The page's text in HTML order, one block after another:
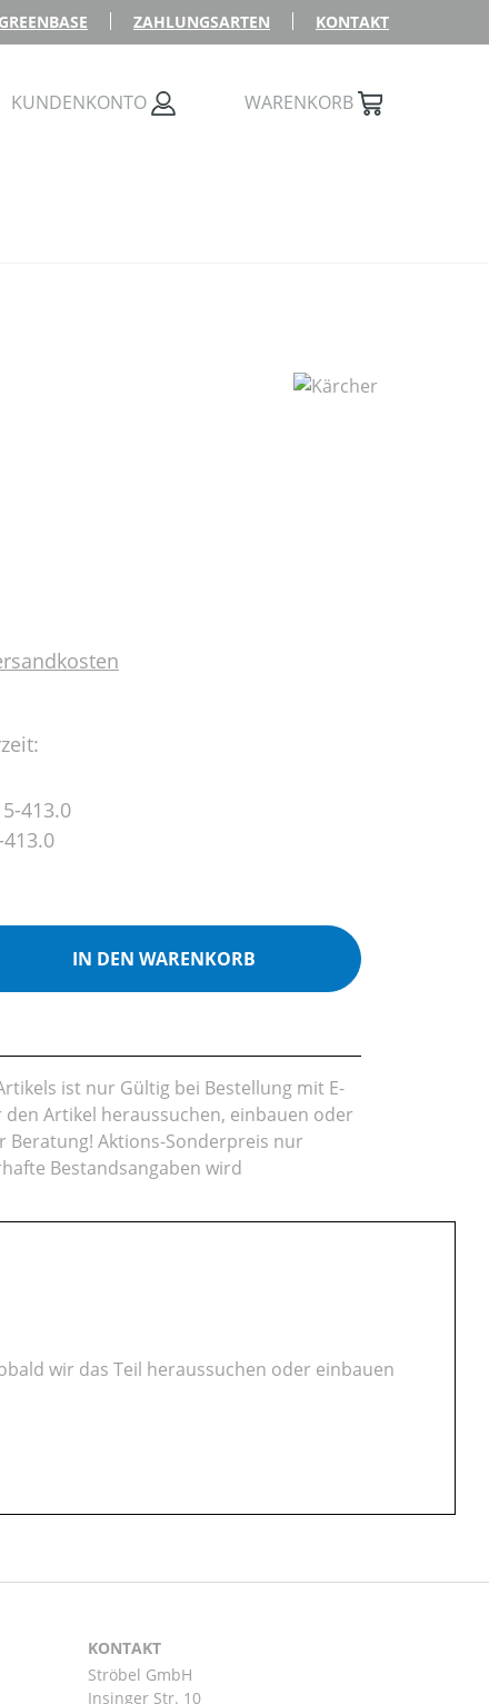
ZAHLUNGSARTEN KONTAKT
KUNDENKONTO WARENKORB
413.0
den gewünschten Wert ein oder
IN DEN WARENKORB
ist nur Gültig bei Bestellung mit E-
Artikel heraussuchen, einbauen oder
Beratung! Aktions-Sonderpreis nur
Bestandsangaben wird
wir das Teil heraussuchen oder einbauen
KONTAKT
Ströbel GmbH
Insinger Str. 10